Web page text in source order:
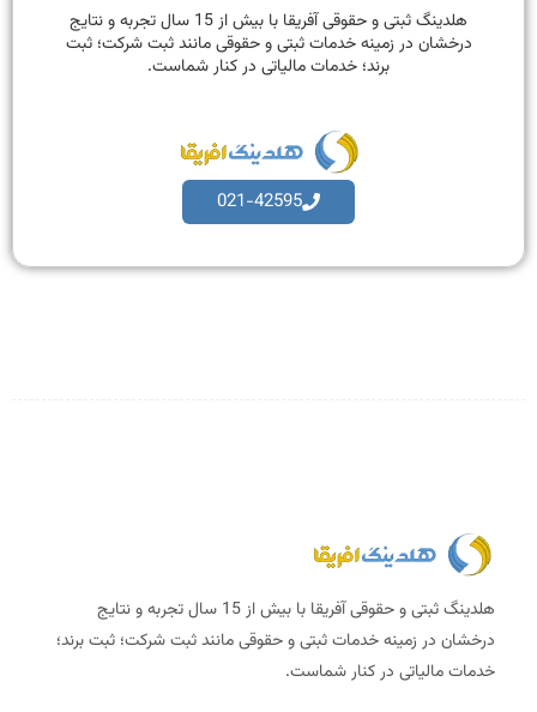
هلدینگ ثبتی و حقوقی آفریقا با بیش از 15 سال تجربه و نتایج
درخشان در زمینه خدمات ثبتی و حقوقی مانند ثبت شرکت؛ ثبت
برند؛ خدمات مالیاتی در کنار شماست.
021-42595
هلدینگ ثبتی و حقوقی آفریقا با بیش از 15 سال تجربه و نتایج
درخشان در زمینه خدمات ثبتی و حقوقی مانند ثبت شرکت؛ ثبت برند؛
خدمات مالیاتی در کنار شماست.